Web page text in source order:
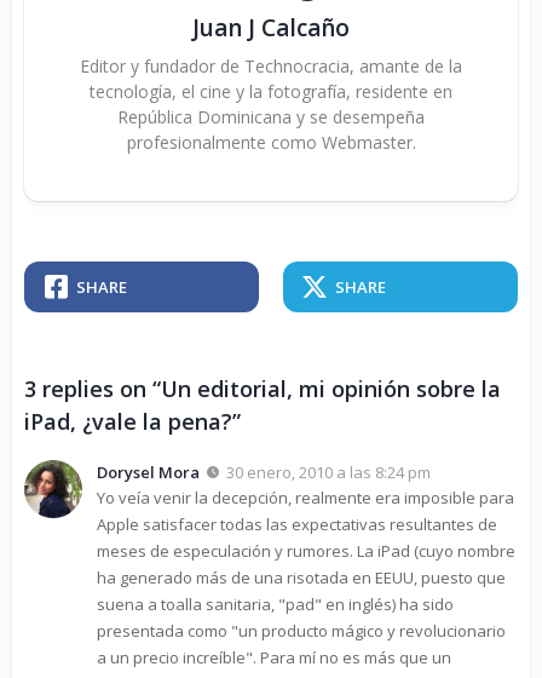
Juan J Calcaño
Editor y fundador de Technocracia, amante de la
tecnología, el cine y la fotografía, residente en
República Dominicana y se desempeña
profesionalmente como Webmaster.
SHARE SHARE
3 replies on “Un editorial, mi opinión sobre la
iPad, ¿vale la pena?”
Dorysel Mora
30 enero, 2010 a las 8:24 pm
Yo veía venir la decepción, realmente era imposible para
Apple satisfacer todas las expectativas resultantes de
meses de especulación y rumores. La iPad (cuyo nombre
ha generado más de una risotada en EEUU, puesto que
suena a toalla sanitaria, "pad" en inglés) ha sido
presentada como "un producto mágico y revolucionario
a un precio increíble". Para mí no es más que un